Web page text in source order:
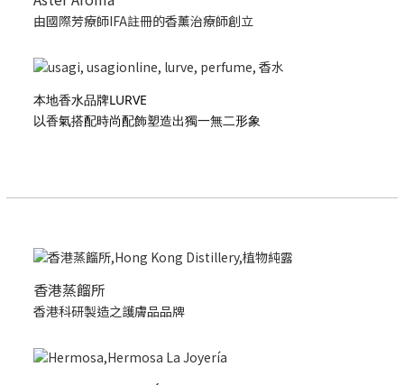
由國際芳療師IFA註冊的香薰治療師創立
本地香水品牌LURVE
以香氣搭配時尚配飾塑造出獨一無二形象
香港蒸餾所
香港科研製造之護膚品品牌